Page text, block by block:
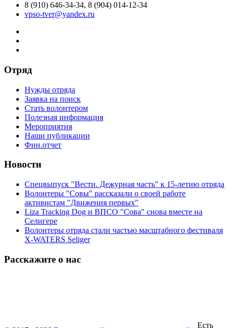
8 (910) 646-34-34, 8 (904) 014-12-34
vpso-tver@yandex.ru
Отряд
Нужды отряда
Заявка на поиск
Стать волонтером
Полезная информация
Мероприятия
Наши публикации
Фин.отчет
Новости
Спецвыпуск "Вести. Дежурная часть" к 15-летию отряда
Волонтеры "Совы" рассказали о своей работе
активистам "Движения первых"
Liza Tracking Dog и ВПСО "Сова" снова вместе на
Селигере
Волонтеры отряда стали частью масштабного фестиваля
X-WATERS Seliger
Расскажите о нас